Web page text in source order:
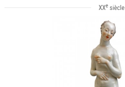
XXesiècle